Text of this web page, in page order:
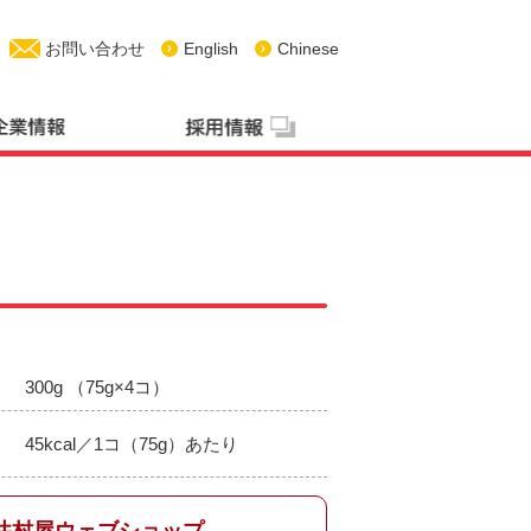
お問い合わせ English Chinese
300g （75g×4コ）
45kcal／1コ（75g）あたり